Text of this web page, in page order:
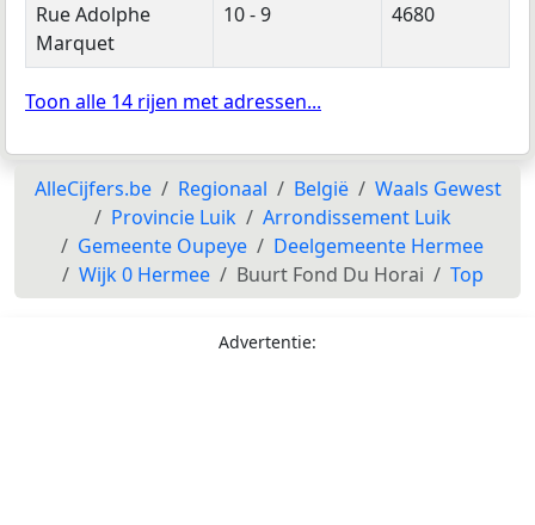
Rue Adolphe
Marquet
10 - 9 4680
Toon alle 14 rijen met adressen...
AlleCijfers.be Regionaal België
Waals Gewest
Provincie Luik
Arrondissement Luik
Gemeente Oupeye
Deelgemeente Hermee
Wijk 0 Hermee
Buurt Fond Du Horai Top
Advertentie: